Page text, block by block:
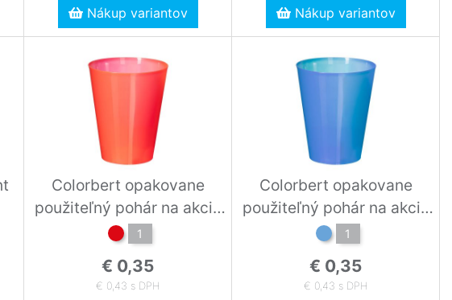
Nákup variantov Nákup variantov
Colorbert opakovane
použiteľný pohár na akcie
red1
€ 0,35
€ 0,43 s DPH
Colorbert opakovane
použiteľný pohár na akcie
blue
1
€ 0,35
€ 0,43 s DPH